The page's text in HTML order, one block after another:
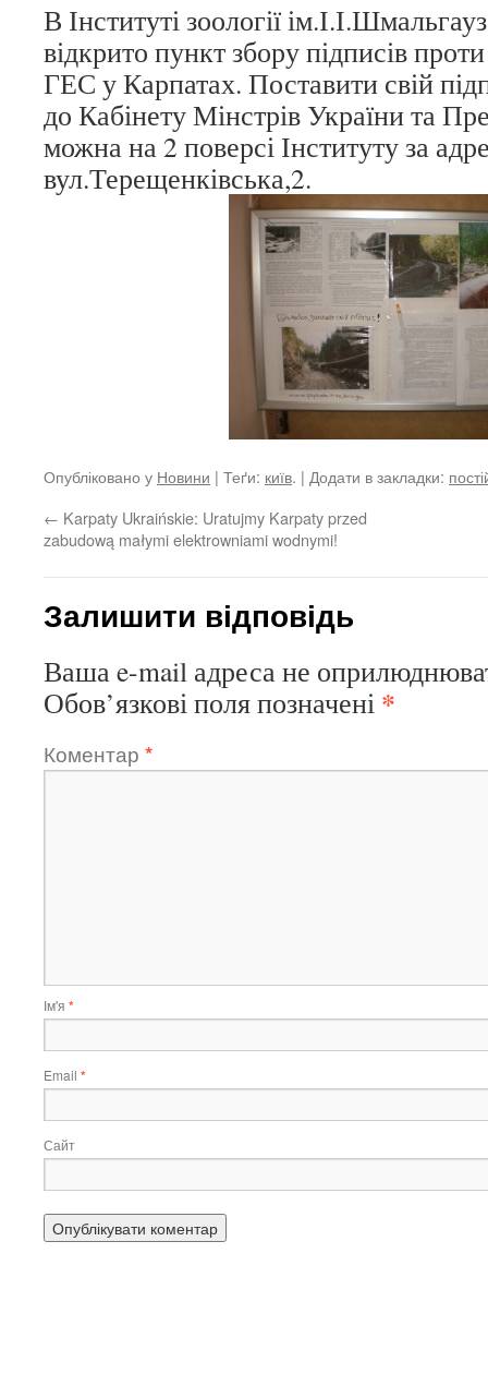
В Інституті зоології
відкрито пункт збору підписів
ГЕС у Карпатах. Поставити свій
до Кабінету Мінстрів України та
можна на 2 поверсі Інституту за
вул.Терещенківська,2.
Опубліковано у Новини | Теґи: київ. | Додати в закладки:
← Karpaty Ukraińskie: Uratujmy Karpaty przed
zabudową małymi elektrowniami wodnymi!
Залишити відповідь
Ваша e-mail адреса не
Обов’язкові поля позначені *
Коментар *
Ім'я *
Email *
Сайт